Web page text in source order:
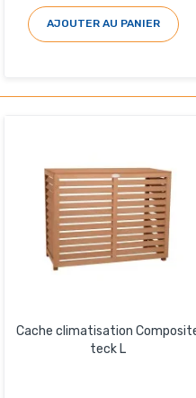
AJOUTER AU PANIER
Cache climatisation
teck L